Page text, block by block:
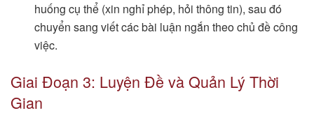
huống cụ thể (xin nghỉ phép, hỏi thông tin), sau đó
chuyển sang viết các bài luận ngắn theo chủ đề công
việc.
Giai Đoạn 3: Luyện Đề và Quản Lý Thời
Gian